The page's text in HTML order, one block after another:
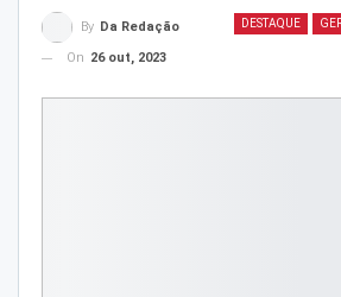
DESTAQUE
By Da Redação
On 26 out, 2023